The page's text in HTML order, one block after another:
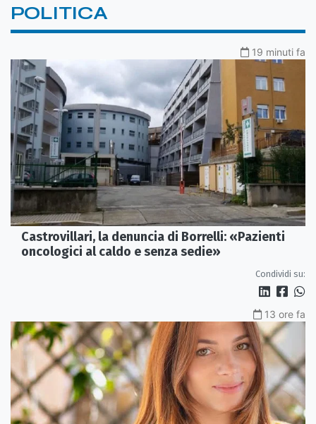
POLITICA
19 minuti fa
Castrovillari, la denuncia di Borrelli: «Pazienti
oncologici al caldo e senza sedie»
Condividi su:
13 ore fa